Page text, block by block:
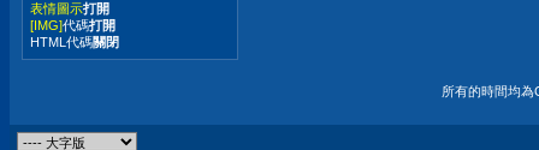
表情圖示打開
[IMG]代碼打開
HTML代碼關閉
所有的時間均為